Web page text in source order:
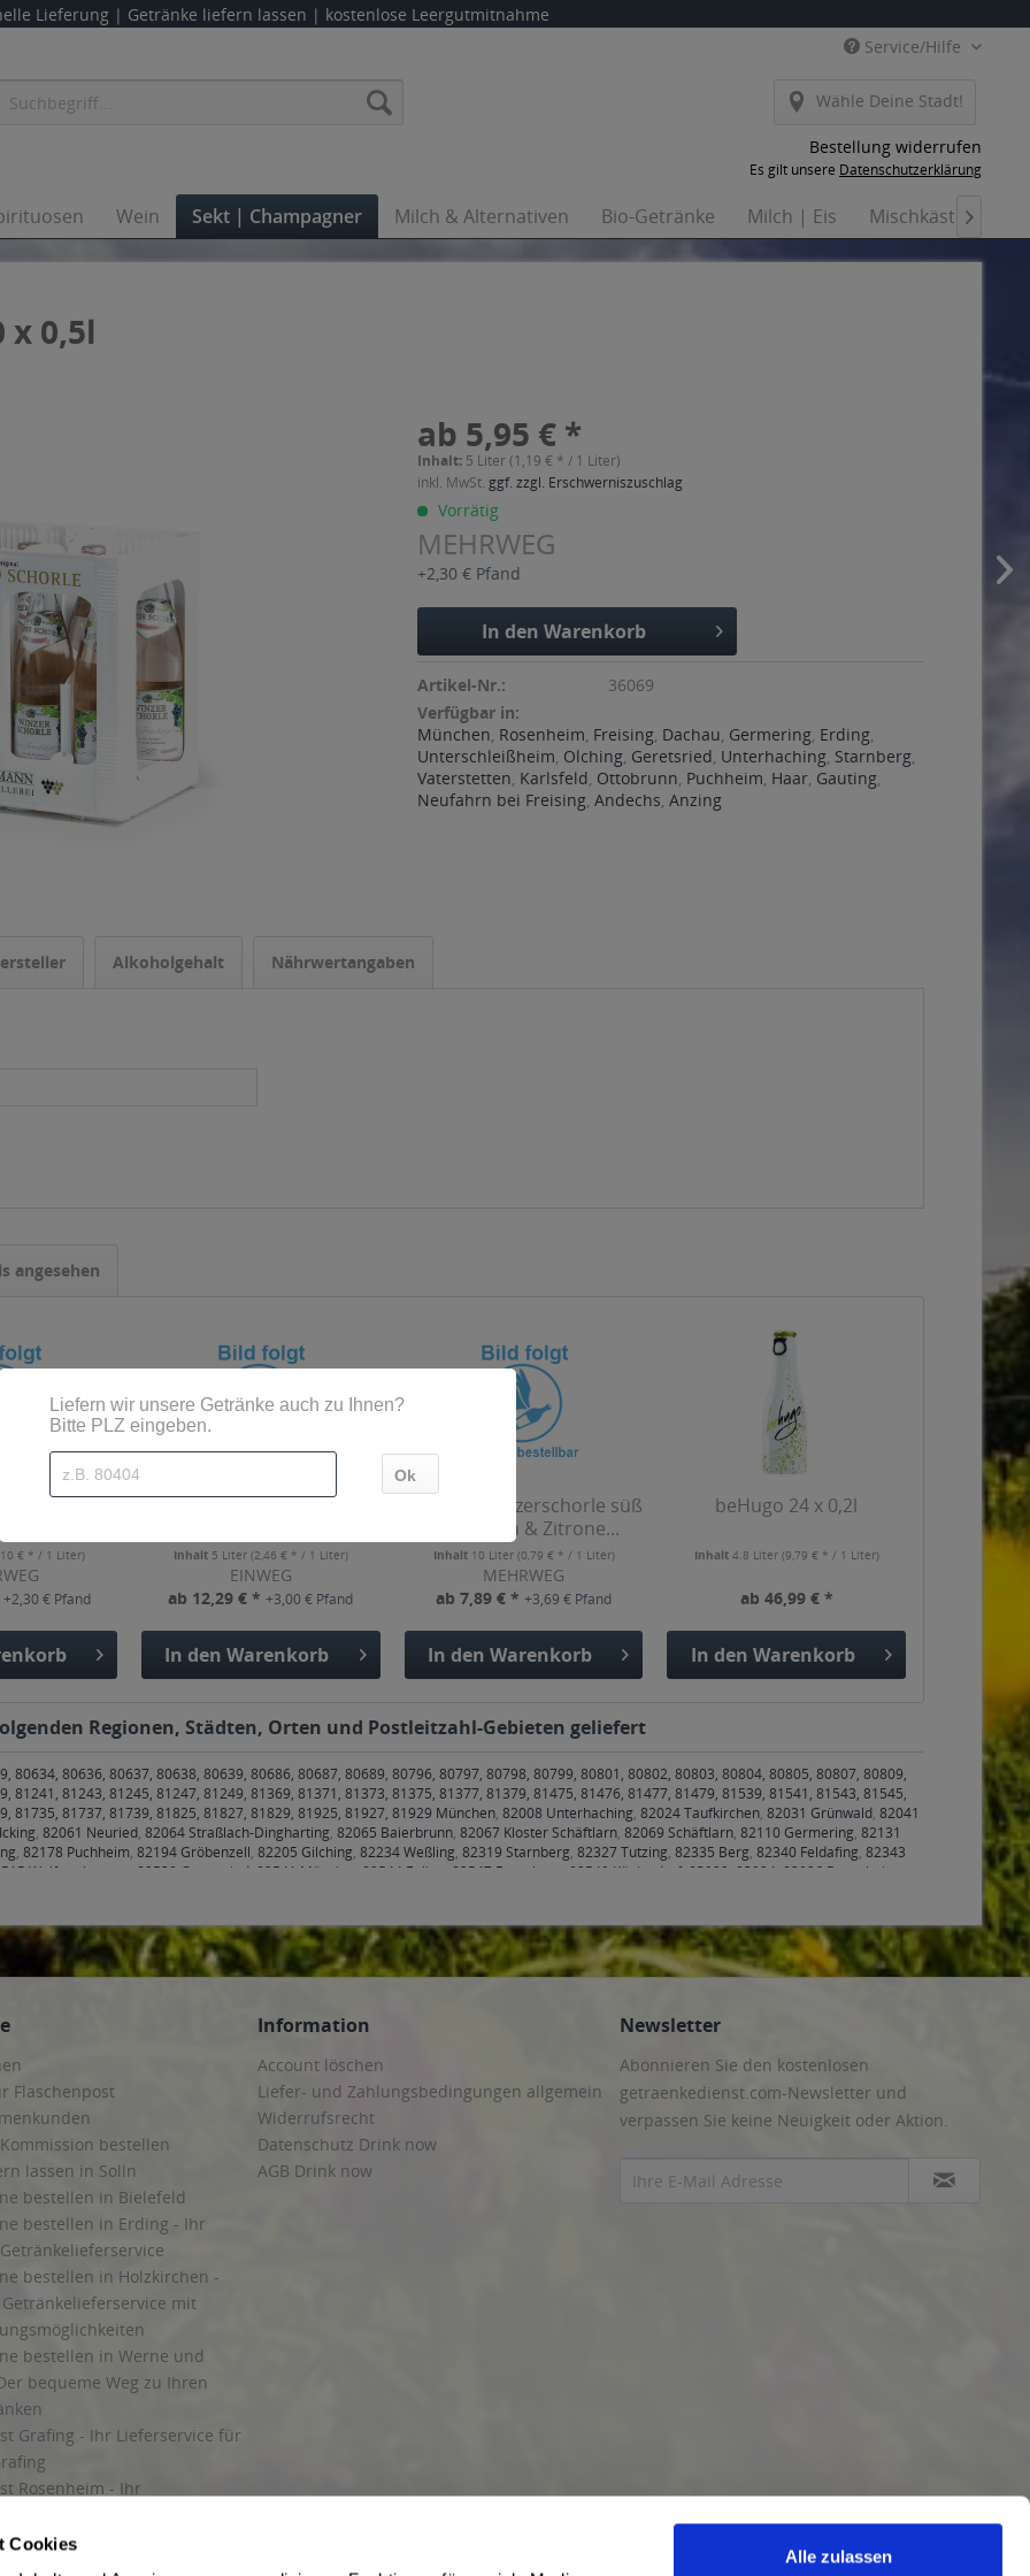
Cookies
Alle zulassen
Lieferung | Getränke liefern lassen | kostenlose Leergutmitnahme
Service/Hilfe
Wähle Deine Stadt!
Bestellung widerrufen
Es gilt unsere Datenschutzerklärung
Wein Sekt | Champagner Milch & Alternativen Bio-Getränke Milch | Eis Mischkästen

x 0,5l
ab 5,95 € *
Inhalt: 5 Liter (1,19 € * / 1 Liter)
inkl. MwSt. ggf. zzgl. Erschwerniszuschlag
Vorrätig
MEHRWEG
+2,30 € Pfand
In den Warenkorb
Artikel-Nr.:
36069
Verfügbar in:
München, Rosenheim, Freising, Dachau, Germering, Erding,
Unterschleißheim, Olching, Geretsried, Unterhaching, Starnberg,
Vaterstetten, Karlsfeld, Ottobrunn, Puchheim, Haar, Gauting,
Neufahrn bei Freising,Andechs,Anzing
Alkoholgehalt Nährwertangaben
angesehen
&
€ * / 1 Liter)
+2,30 € Pfand
Augusta Winzerschorle süß
Inhalt 5 Liter (2,46 € * / 1 Liter)
EINWEG
ab 12,29 € *+3,00 € Pfand
In den Warenkorb
Augusta Winzerschorle süß
Weisswein & Zitrone...
Inhalt 10 Liter (0,79 € * / 1 Liter)
MEHRWEG
ab 7,89 € *+3,69 € Pfand
In den Warenkorb
beHugo 24 x 0,2l
Inhalt 4.8 Liter (9,79 € * / 1 Liter)
ab 46,99 € *
In den Warenkorb
Regionen, Städten, Orten und Postleitzahl-Gebieten geliefert
80634, 80636, 80637, 80638, 80639, 80686, 80687, 80689, 80796, 80797, 80798, 80799, 80801, 80802, 80803, 80804, 80805, 80807, 80809,
81241, 81243, 81245, 81247, 81249, 81369, 81371, 81373, 81375, 81377, 81379, 81475, 81476, 81477, 81479, 81539, 81541, 81543, 81545,
81735, 81737, 81739, 81825, 81827, 81829, 81925, 81927, 81929 München, 82008 Unterhaching, 82024 Taufkirchen, 82031 Grünwald, 82041
, 82061 Neuried, 82064 Straßlach-Dingharting, 82065 Baierbrunn, 82067 Kloster Schäftlarn, 82069 Schäftlarn, 82110 Germering, 82131
, 82178 Puchheim, 82194 Gröbenzell, 82205 Gilching, 82234 Weßling, 82319 Starnberg, 82327 Tutzing, 82335 Berg, 82340 Feldafing, 82343
Wolfratshausen 82538 Geretsried 82541 Münsing 82544 Egling 82547 Eurasburg 82549 Königsdorf, 83022, 83024, 83026 Rosenheim
,83714 Miesbach,83737 Irschenberg,85221 Dachau,85232 Bergkirchen,85244 Röhrmoos,85354, 85356 Freising,85375 Neufahrn bei
, 85435 Erding,85445 Oberding,85452 Moosinning, 85457 Wörth ,85464 Finsing,85467 Neuching,85521 Ottobrunn ,85540 Haar,
85551
bei München,85570 Markt Schwaben, Ottenhofen,85579 Neubiberg 85586 Poing,85591 Vaterstetten,85598 Baldham,85599 Parsdorf,85604
85764 Oberschleißheim,85774 Unterföhring
Flaschenpost
bestellen
lassen in Solln
bestellen in Bielefeld
bestellen in Erding - Ihr
bestellen in Holzkirchen -
mit
bestellen in Werne und
bequeme Weg zu Ihren
Grafing - Ihr Lieferservice für
Rosenheim - Ihr
Information
Account löschen
Liefer- und Zahlungsbedingungen allgemein
Widerrufsrecht
Datenschutz Drink now
AGB Drink now
Newsletter
Abonnieren Sie den kostenlosen
getraenkedienst.com-Newsletter und
verpassen Sie keine Neuigkeit oder Aktion.